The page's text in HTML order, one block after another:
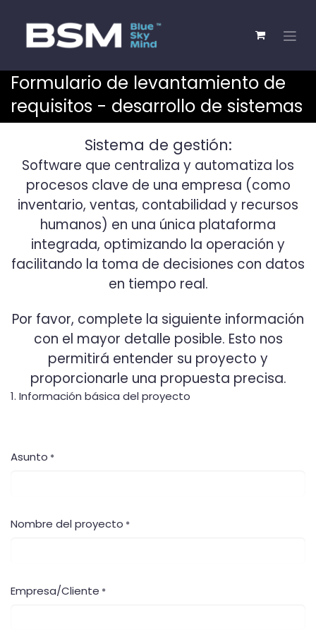
Formulario de levantamiento de
requisitos - desarrollo de sistemas
Sistema de gestión:
Software que centraliza y automatiza los
procesos clave de una empresa (como
inventario, ventas, contabilidad y recursos
humanos) en una única plataforma
integrada, optimizando la operación y
facilitando la toma de decisiones con datos
en tiempo real.
Por favor, complete la siguiente información
con el mayor detalle posible. Esto nos
permitirá entender su proyecto y
proporcionarle una propuesta precisa.
1. Información básica del proyecto
Asunto *
Nombre del proyecto *
Empresa/Cliente *